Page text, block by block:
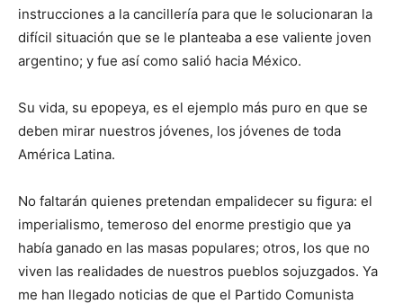
instrucciones a la cancillería para que le solucionaran la
difícil situación que se le planteaba a ese valiente joven
argentino; y fue así como salió hacia México.
Su vida, su epopeya, es el ejemplo más puro en que se
deben mirar nuestros jóvenes, los jóvenes de toda
América Latina.
No faltarán quienes pretendan empalidecer su figura: el
imperialismo, temeroso del enorme prestigio que ya
había ganado en las masas populares; otros, los que no
viven las realidades de nuestros pueblos sojuzgados. Ya
me han llegado noticias de que el Partido Comunista